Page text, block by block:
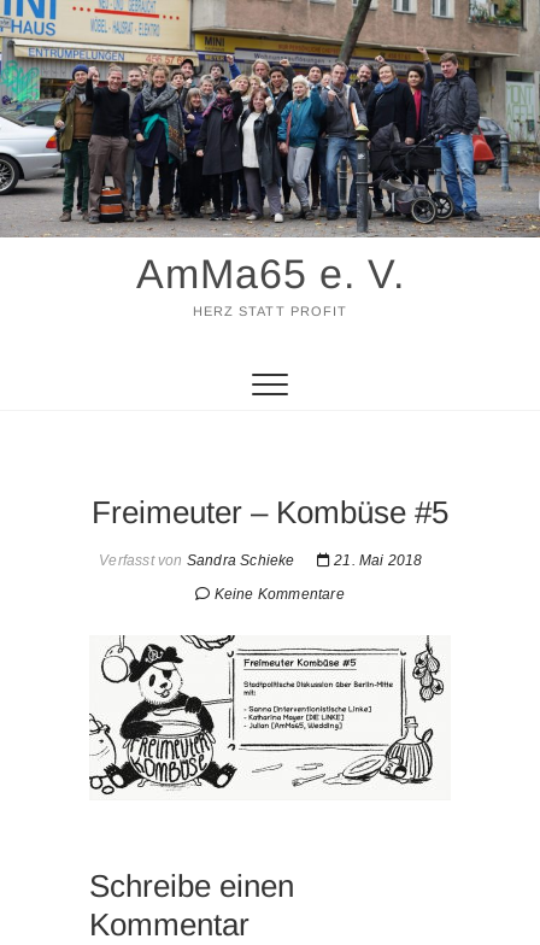
Zum
Inhalt
springen
AmMa65 e. V.
HERZ STATT PROFIT
Freimeuter – Kombüse #5
Verfasst von Sandra Schieke
21. Mai 2018
Keine Kommentare
Schreibe einen
Kommentar